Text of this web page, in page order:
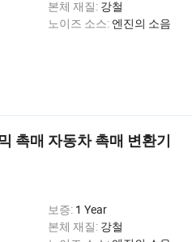
본체 재질: 강철
노이즈 소스: 엔진의 소음
촉매 자동차 촉매 변환기
보증: 1 Year
본체 재질: 강철